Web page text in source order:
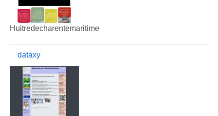
Huitredecharentemaritime
dataxy